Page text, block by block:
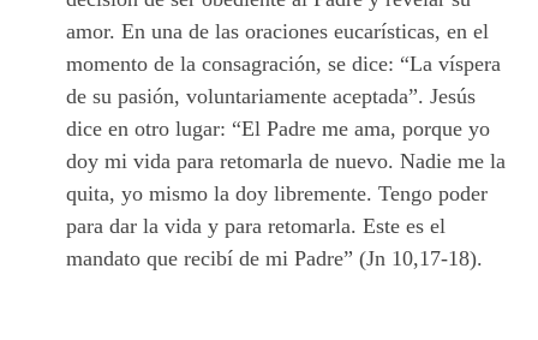
amor. En una de las oraciones eucarísticas, en el
momento de la consagración, se dice: “La víspera
de su pasión, voluntariamente aceptada”. Jesús
dice en otro lugar: “El Padre me ama, porque yo
doy mi vida para retomarla de nuevo. Nadie me la
quita, yo mismo la doy libremente. Tengo poder
para dar la vida y para retomarla. Este es el
mandato que recibí de mi Padre” (Jn 10,17-18).